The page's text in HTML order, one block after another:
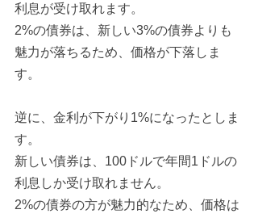
利息が受け取れます。
2%の債券は、新しい3%の債券よりも
魅力が落ちるため、価格が下落しま
す。
逆に、金利が下がり1%になったとしま
す。
新しい債券は、100ドルで年間1ドルの
利息しか受け取れません。
2%の債券の方が魅力的なため、価格は